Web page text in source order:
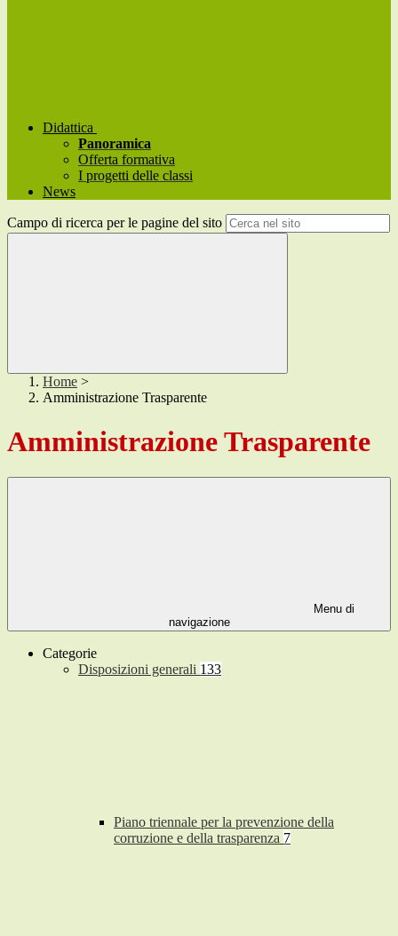
Didattica
Panoramica
Offerta formativa
I progetti delle classi
News
Campo di ricerca per le pagine del sito
Home >
Amministrazione Trasparente
Amministrazione Trasparente
Menu di
navigazione
Categorie
Disposizioni generali 133
Piano triennale per la prevenzione della
corruzione e della trasparenza 7